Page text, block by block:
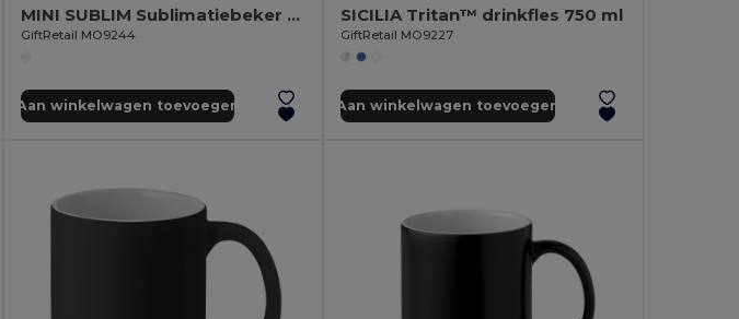
MINI SUBLIM Sublimatiebeker klein
GiftRetail MO9244
Aan winkelwagen toevoegen
SICILIA Tritan™ drinkfles 750 ml
GiftRetail MO9227
Aan winkelwagen toevoegen